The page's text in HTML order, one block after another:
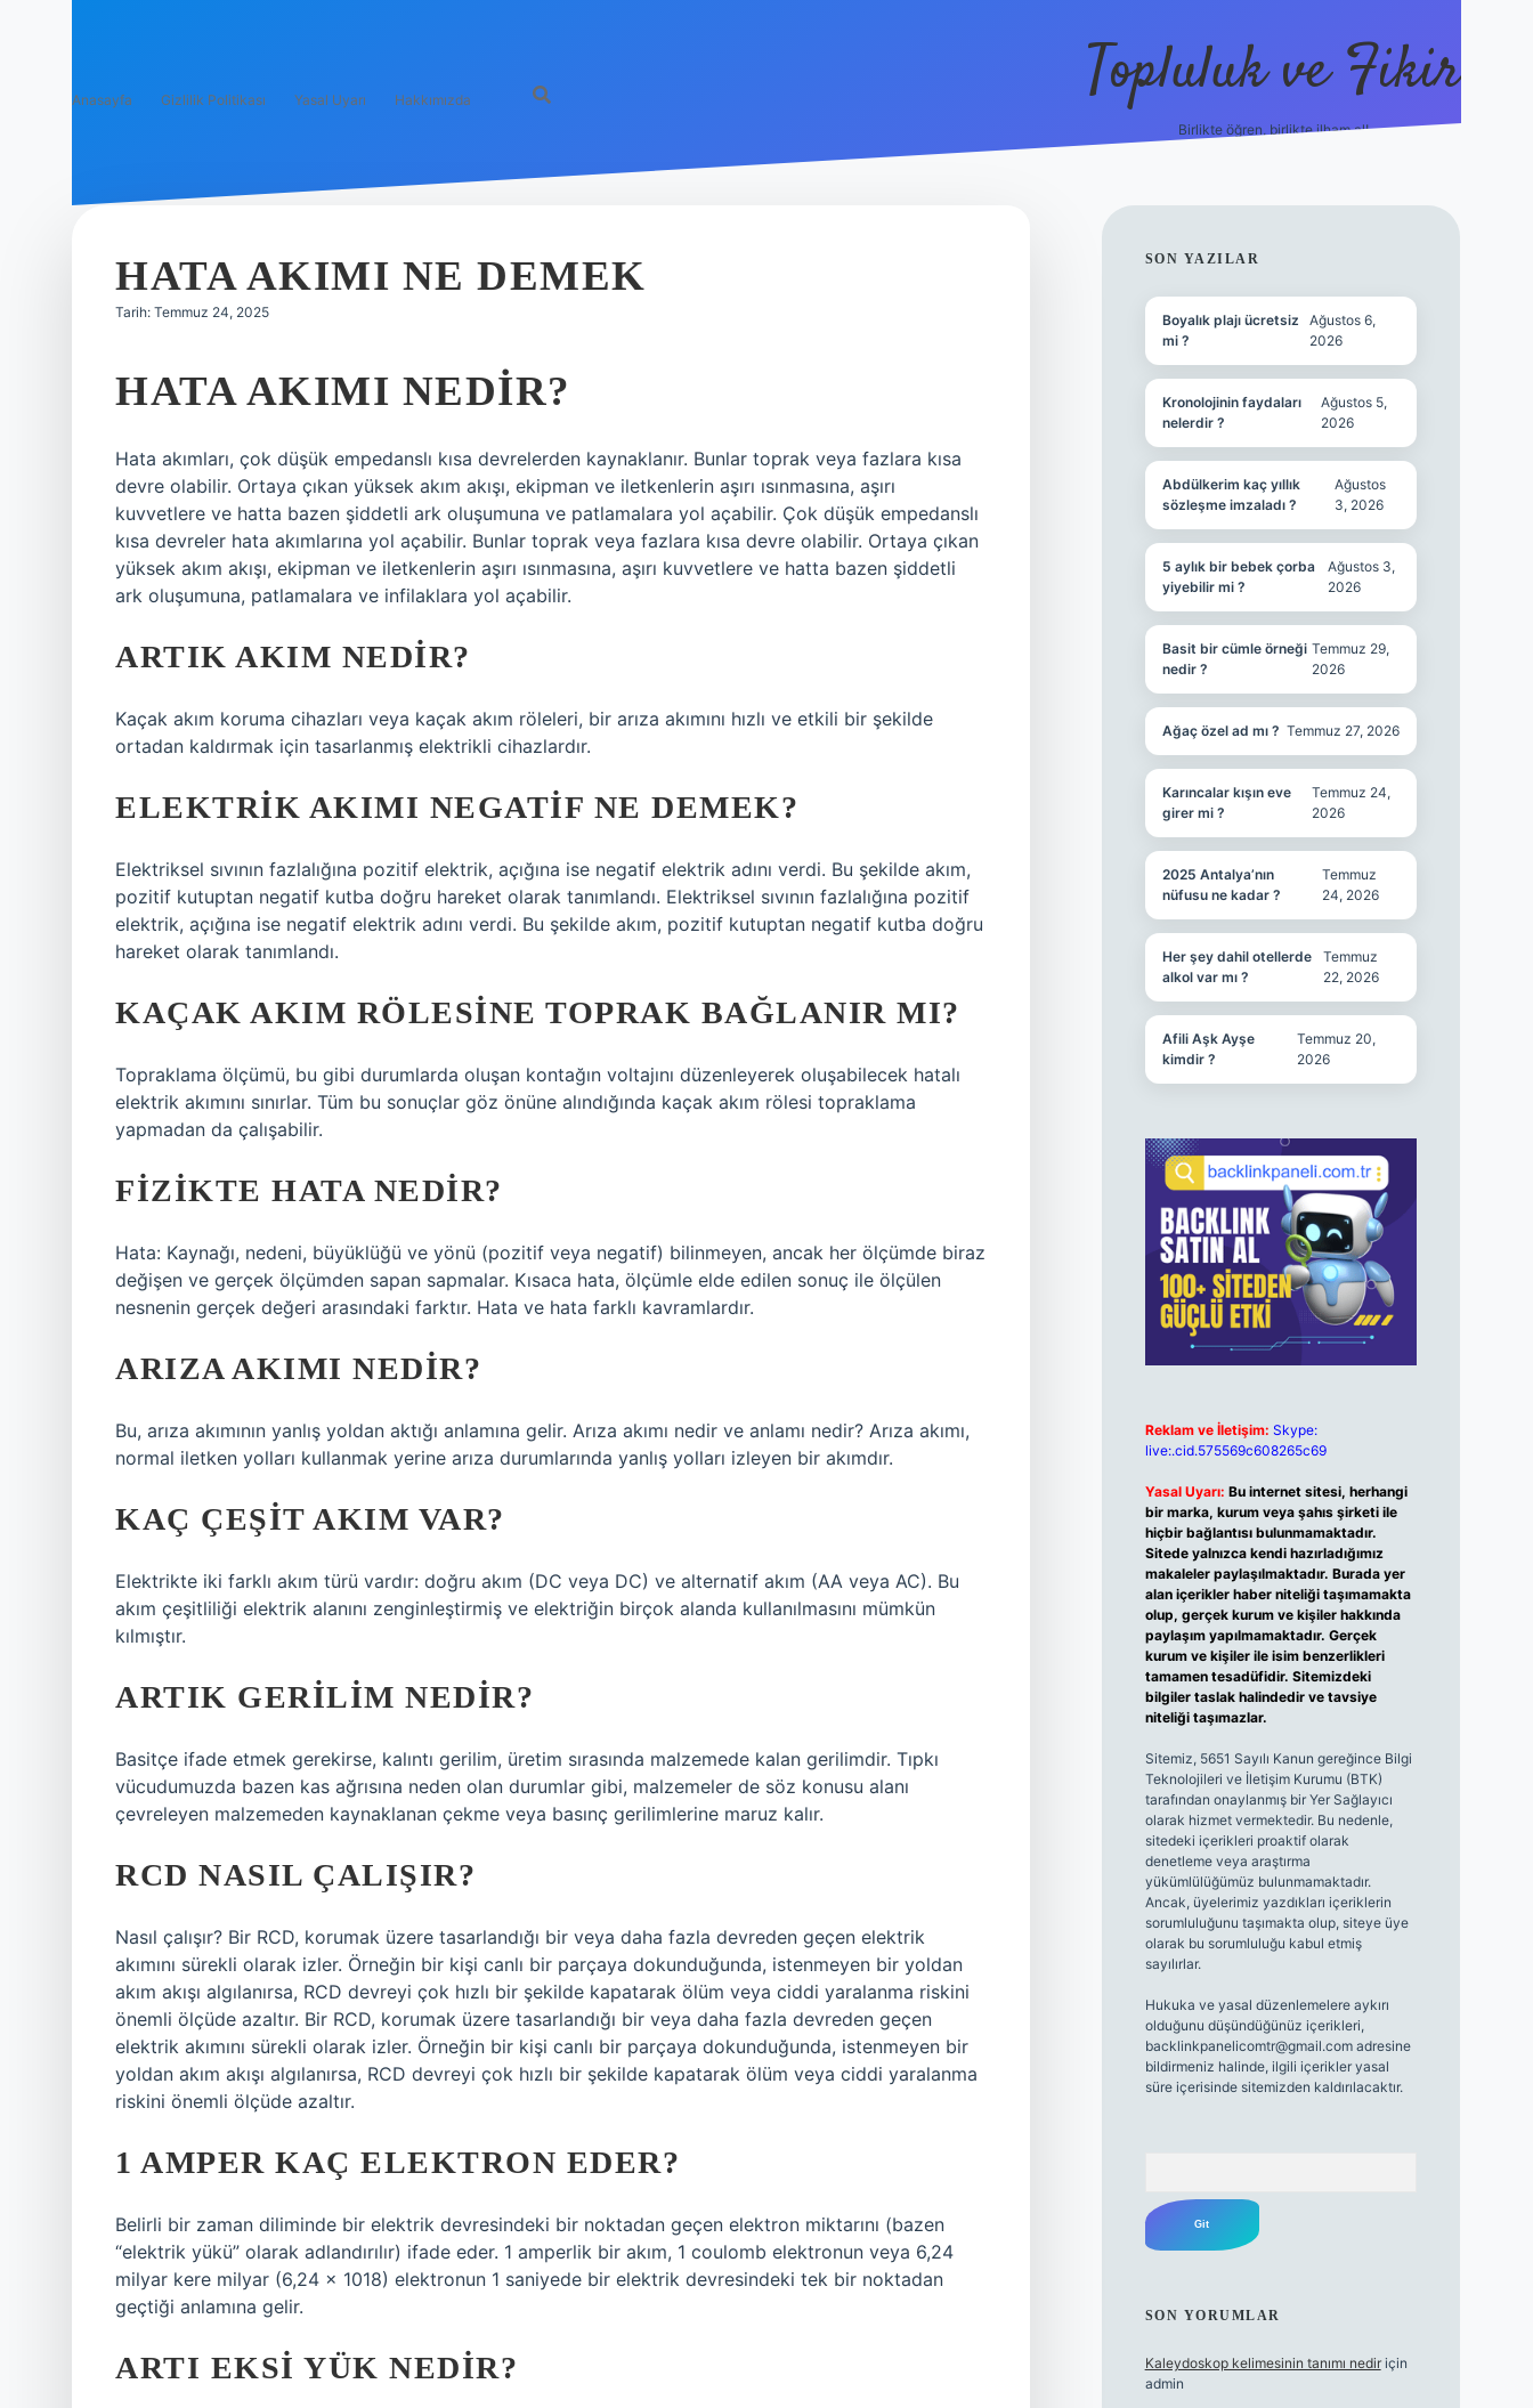
Anasayfa Gizlilik Politikası Yasal Uyarı Hakkımızda Topluluk ve Fikir
Birlikte öğren, birlikte ilham al!
HATA AKIMI NE DEMEK
Tarih: Temmuz 24, 2025
HATA AKIMI NEDIR?
Hata akımları, çok düşük empedanslı kısa devrelerden kaynaklanır. Bunlar toprak veya fazlara kısa
devre olabilir. Ortaya çıkan yüksek akım akışı, ekipman ve iletkenlerin aşırı ısınmasına, aşırı
kuvvetlere ve hatta bazen şiddetli ark oluşumuna ve patlamalara yol açabilir. Çok düşük empedanslı
kısa devreler hata akımlarına yol açabilir. Bunlar toprak veya fazlara kısa devre olabilir. Ortaya çıkan
yüksek akım akışı, ekipman ve iletkenlerin aşırı ısınmasına, aşırı kuvvetlere ve hatta bazen şiddetli
ark oluşumuna, patlamalara ve infilaklara yol açabilir.
ARTIK AKIM NEDIR?
Kaçak akım koruma cihazları veya kaçak akım röleleri, bir arıza akımını hızlı ve etkili bir şekilde
ortadan kaldırmak için tasarlanmış elektrikli cihazlardır.
ELEKTRIK AKIMI NEGATIF NE DEMEK?
Elektriksel sıvının fazlalığına pozitif elektrik, açığına ise negatif elektrik adını verdi. Bu şekilde akım,
pozitif kutuptan negatif kutba doğru hareket olarak tanımlandı. Elektriksel sıvının fazlalığına pozitif
elektrik, açığına ise negatif elektrik adını verdi. Bu şekilde akım, pozitif kutuptan negatif kutba doğru
hareket olarak tanımlandı.
KAÇAK AKIM RÖLESINE TOPRAK BAĞLANIR MI?
Topraklama ölçümü, bu gibi durumlarda oluşan kontağın voltajını düzenleyerek oluşabilecek hatalı
elektrik akımını sınırlar. Tüm bu sonuçlar göz önüne alındığında kaçak akım rölesi topraklama
yapmadan da çalışabilir.
FIZIKTE HATA NEDIR?
Hata: Kaynağı, nedeni, büyüklüğü ve yönü (pozitif veya negatif) bilinmeyen, ancak her ölçümde biraz
değişen ve gerçek ölçümden sapan sapmalar. Kısaca hata, ölçümle elde edilen sonuç ile ölçülen
nesnenin gerçek değeri arasındaki farktır. Hata ve hata farklı kavramlardır.
ARIZA AKIMI NEDIR?
Bu, arıza akımının yanlış yoldan aktığı anlamına gelir. Arıza akımı nedir ve anlamı nedir? Arıza akımı,
normal iletken yolları kullanmak yerine arıza durumlarında yanlış yolları izleyen bir akımdır.
KAÇ ÇEŞIT AKIM VAR?
Elektrikte iki farklı akım türü vardır: doğru akım (DC veya DC) ve alternatif akım (AA veya AC). Bu
akım çeşitliliği elektrik alanını zenginleştirmiş ve elektriğin birçok alanda kullanılmasını mümkün
kılmıştır.
ARTIK GERILIM NEDIR?
Basitçe ifade etmek gerekirse, kalıntı gerilim, üretim sırasında malzemede kalan gerilimdir. Tıpkı
vücudumuzda bazen kas ağrısına neden olan durumlar gibi, malzemeler de söz konusu alanı
çevreleyen malzemeden kaynaklanan çekme veya basınç gerilimlerine maruz kalır.
RCD NASIL ÇALIŞIR?
Nasıl çalışır? Bir RCD, korumak üzere tasarlandığı bir veya daha fazla devreden geçen elektrik
akımını sürekli olarak izler. Örneğin bir kişi canlı bir parçaya dokunduğunda, istenmeyen bir yoldan
akım akışı algılanırsa, RCD devreyi çok hızlı bir şekilde kapatarak ölüm veya ciddi yaralanma riskini
önemli ölçüde azaltır. Bir RCD, korumak üzere tasarlandığı bir veya daha fazla devreden geçen
elektrik akımını sürekli olarak izler. Örneğin bir kişi canlı bir parçaya dokunduğunda, istenmeyen bir
yoldan akım akışı algılanırsa, RCD devreyi çok hızlı bir şekilde kapatarak ölüm veya ciddi yaralanma
riskini önemli ölçüde azaltır.
1 AMPER KAÇ ELEKTRON EDER?
Belirli bir zaman diliminde bir elektrik devresindeki bir noktadan geçen elektron miktarını (bazen
“elektrik yükü” olarak adlandırılır) ifade eder. 1 amperlik bir akım, 1 coulomb elektronun veya 6,24
milyar kere milyar (6,24 x 1018) elektronun 1 saniyede bir elektrik devresindeki tek bir noktadan
geçtiği anlamına gelir.
ARTI EKSI YÜK NEDIR?
SIDEBAR
SON YAZILAR
Boyalık plajı ücretsiz
mi ?
Ağustos 6,
2026
Kronolojinin faydaları
nelerdir ?
Ağustos 5,
2026
Abdülkerim kaç yıllık
sözleşme imzaladı ?
Ağustos
3, 2026
5 aylık bir bebek çorba
yiyebilir mi ?
Ağustos 3,
2026
Basit bir cümle örneği
nedir ?
Temmuz 29,
2026
Ağaç özel ad mı ? Temmuz 27, 2026
Karıncalar kışın eve
girer mi ?
Temmuz 24,
2026
2025 Antalya’nın
nüfusu ne kadar ?
Temmuz
24, 2026
Her şey dahil otellerde
alkol var mı ?
Temmuz
22, 2026
Afili Aşk Ayşe
kimdir ?
Temmuz 20,
2026
Reklam ve İletişim: Skype:
live:.cid.575569c608265c69
Yasal Uyarı: Bu internet sitesi, herhangi
bir marka, kurum veya şahıs şirketi ile
hiçbir bağlantısı bulunmamaktadır.
Sitede yalnızca kendi hazırladığımız
makaleler paylaşılmaktadır. Burada yer
alan içerikler haber niteliği taşımamakta
olup, gerçek kurum ve kişiler hakkında
paylaşım yapılmamaktadır. Gerçek
kurum ve kişiler ile isim benzerlikleri
tamamen tesadüfidir. Sitemizdeki
bilgiler taslak halindedir ve tavsiye
niteliği taşımazlar.
Sitemiz, 5651 Sayılı Kanun gereğince Bilgi
Teknolojileri ve İletişim Kurumu (BTK)
tarafından onaylanmış bir Yer Sağlayıcı
olarak hizmet vermektedir. Bu nedenle,
sitedeki içerikleri proaktif olarak
denetleme veya araştırma
yükümlülüğümüz bulunmamaktadır.
Ancak, üyelerimiz yazdıkları içeriklerin
sorumluluğunu taşımakta olup, siteye üye
olarak bu sorumluluğu kabul etmiş
sayılırlar.
Hukuka ve yasal düzenlemelere aykırı
olduğunu düşündüğünüz içerikleri,
backlinkpanelicomtr@gmail.comadresine
bildirmeniz halinde, ilgili içerikler yasal
süre içerisinde sitemizden kaldırılacaktır.
SON YORUMLAR
Kaleydoskop kelimesinin tanımı nediriçin
admin